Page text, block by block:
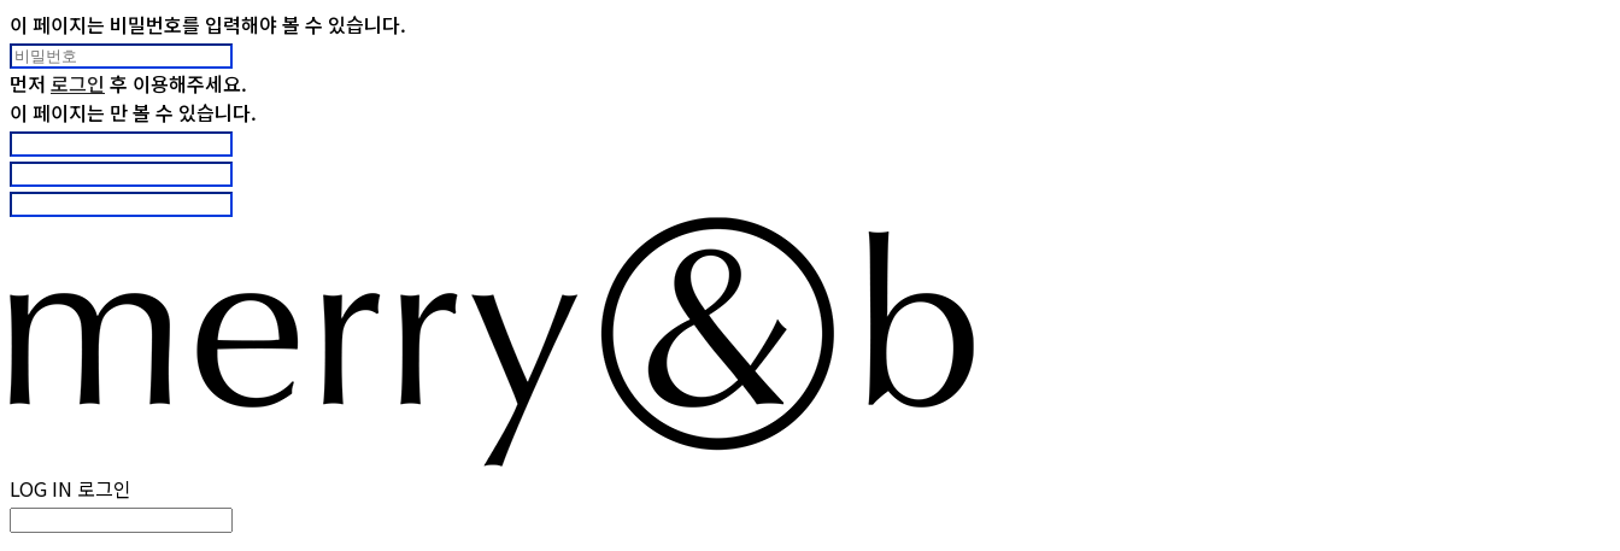
이 페이지는 비밀번호를 입력해야 볼 수 있습니다.
먼저 로그인 후 이용해주세요.
이 페이지는 만 볼 수 있습니다.
LOG IN 로그인